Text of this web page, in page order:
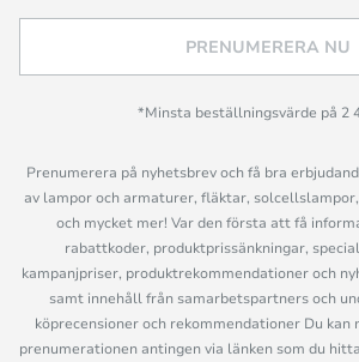
PRENUMERERA NU
*Minsta beställningsvärde på 2
Prenumerera på nyhetsbrev och få bra
av lampor och armaturer, fläktar,
och mycket mer! Var den första att få
rabattkoder, produktprissänkningar,
kampanjpriser, produktrekommendationer och
samt innehåll från samarbetspartners och
köprecensioner och rekommendationer Du kan
prenumerationen antingen via länken som du